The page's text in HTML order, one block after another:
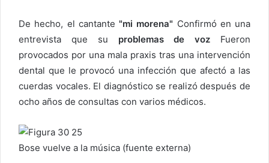
De hecho, el cantante "mi morena" Confirmó en una
entrevista que su problemas de voz Fueron
provocados por una mala praxis tras una intervención
dental que le provocó una infección que afectó a las
cuerdas vocales. El diagnóstico se realizó después de
ocho años de consultas con varios médicos.
Bose vuelve a la música (fuente externa)